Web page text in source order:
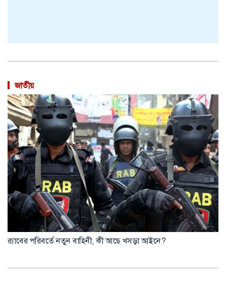
জাতীয়
র‍্যাবের পরিবর্তে নতুন বাহিনী, কী আছে খসড়া আইনে?